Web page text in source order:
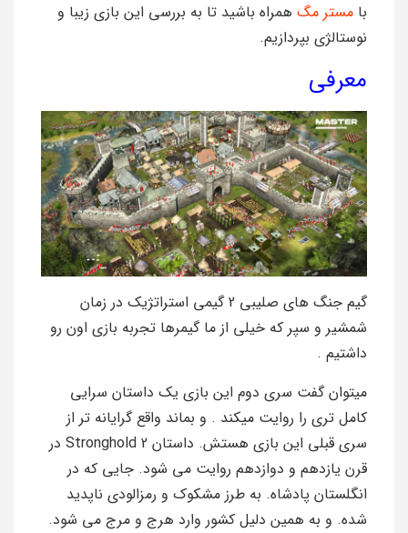
با مستر مگ همراه باشید تا به بررسی این بازی زیبا و
نوستالژی بپردازیم.
معرفی
گیم جنگ های صلیبی 2 گیمی استراتژیک در زمان
شمشیر و سپر که خیلی از ما گیمرها تجربه بازی اون رو
داشتیم .
میتوان گفت سری دوم این بازی یک داستان سرایی
کامل تری را روایت میکند . و بماند واقع گرایانه تر از
سری قبلی این بازی هستش. داستان Stronghold 2 در
قرن یازدهم و دوازدهم روایت می شود. جایی که در
انگلستان پادشاه. به طرز مشکوک و رمزالودی ناپدید
شده. و به همین دلیل کشور وارد هرج و مرج می شود.